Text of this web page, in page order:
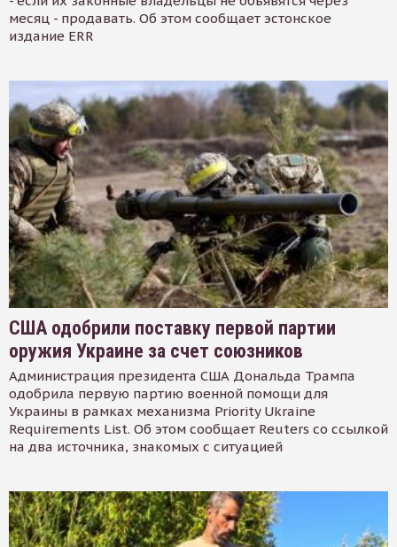
месяц - продавать. Об этом сообщает эстонское
издание ERR
США одобрили поставку первой партии
оружия Украине за счет союзников
Администрация президента США Дональда Трампа
одобрила первую партию военной помощи для
Украины в рамках механизма Priority Ukraine
Requirements List. Об этом сообщает Reuters со ссылкой
на два источника, знакомых с ситуацией